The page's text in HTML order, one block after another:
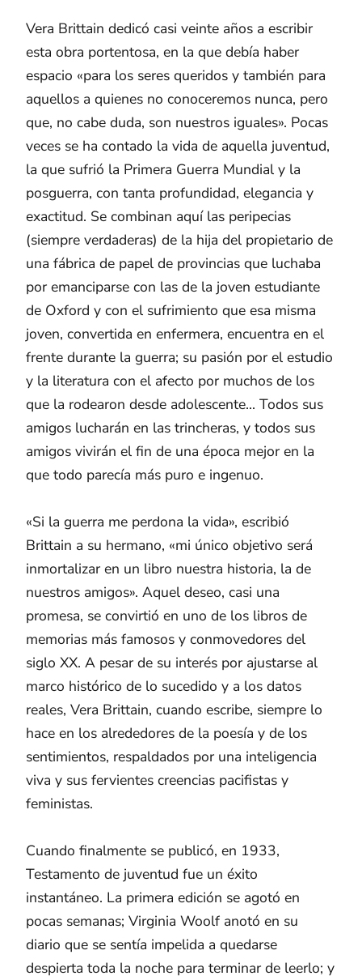
Vera Brittain dedicó casi veinte años a escribir
esta obra portentosa, en la que debía haber
espacio «para los seres queridos y también para
aquellos a quienes no conoceremos nunca, pero
que, no cabe duda, son nuestros iguales». Pocas
veces se ha contado la vida de aquella juventud,
la que sufrió la Primera Guerra Mundial y la
posguerra, con tanta profundidad, elegancia y
exactitud. Se combinan aquí las peripecias
(siempre verdaderas) de la hija del propietario de
una fábrica de papel de provincias que luchaba
por emanciparse con las de la joven estudiante
de Oxford y con el sufrimiento que esa misma
joven, convertida en enfermera, encuentra en el
frente durante la guerra; su pasión por el estudio
y la literatura con el afecto por muchos de los
que la rodearon desde adolescente... Todos sus
amigos lucharán en las trincheras, y todos sus
amigos vivirán el fin de una época mejor en la
que todo parecía más puro e ingenuo.
«Si la guerra me perdona la vida», escribió
Brittain a su hermano, «mi único objetivo será
inmortalizar en un libro nuestra historia, la de
nuestros amigos». Aquel deseo, casi una
promesa, se convirtió en uno de los libros de
memorias más famosos y conmovedores del
siglo XX. A pesar de su interés por ajustarse al
marco histórico de lo sucedido y a los datos
reales, Vera Brittain, cuando escribe, siempre lo
hace en los alrededores de la poesía y de los
sentimientos, respaldados por una inteligencia
viva y sus fervientes creencias pacifistas y
feministas.
Cuando finalmente se publicó, en 1933,
Testamento de juventud fue un éxito
instantáneo. La primera edición se agotó en
pocas semanas; Virginia Woolf anotó en su
diario que se sentía impelida a quedarse
despierta toda la noche para terminar de leerlo; y